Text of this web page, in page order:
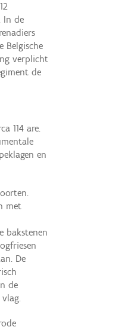
In de
Belgische
verplicht
de
114 are.
en
met
bakstenen
De
de